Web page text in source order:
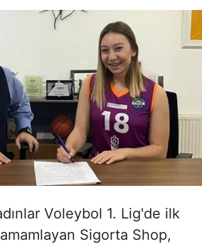
Voleybol 1. Lig'de ilk
Sigorta Shop,